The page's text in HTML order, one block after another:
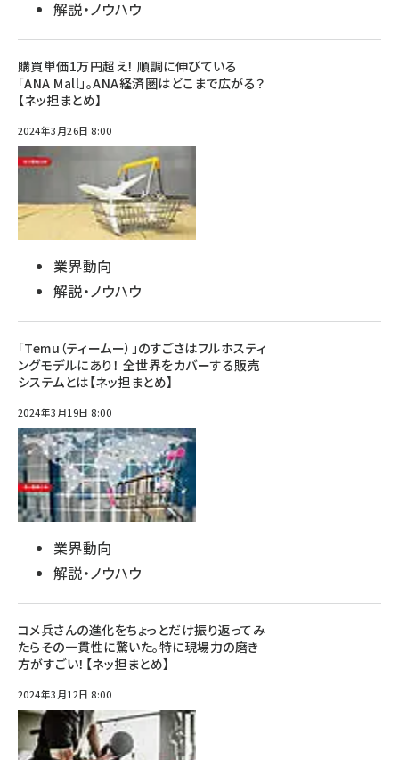
解説・ノウハウ
購買単価1万円超え！ 順調に伸びている
「ANA Mall」。ANA経済圏はどこまで広がる？
【ネッ担まとめ】
2024年3月26日 8:00
業界動向
解説・ノウハウ
「Temu（ティームー）」のすごさはフルホスティ
ングモデルにあり！ 全世界をカバーする販売
システムとは【ネッ担まとめ】
2024年3月19日 8:00
業界動向
解説・ノウハウ
コメ兵さんの進化をちょっとだけ振り返ってみ
たらその一貫性に驚いた。特に現場力の磨き
方がすごい！【ネッ担まとめ】
2024年3月12日 8:00